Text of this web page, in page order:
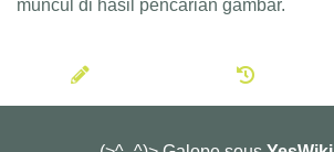
muncul di hasil pencarian gambar.